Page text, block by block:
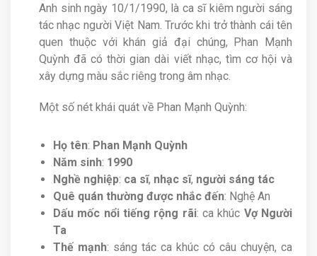
Anh sinh ngày 10/1/1990, là ca sĩ kiêm người sáng
tác nhạc người Việt Nam. Trước khi trở thành cái tên
quen thuộc với khán giả đại chúng, Phan Mạnh
Quỳnh đã có thời gian dài viết nhạc, tìm cơ hội và
xây dựng màu sắc riêng trong âm nhạc.
Một số nét khái quát về Phan Mạnh Quỳnh:
Họ tên: Phan Mạnh Quỳnh
Năm sinh: 1990
Nghề nghiệp: ca sĩ, nhạc sĩ, người sáng tác
Quê quán thường được nhắc đến: Nghệ An
Dấu mốc nổi tiếng rộng rãi: ca khúc Vợ Người
Ta
Thế mạnh: sáng tác ca khúc có câu chuyện, ca